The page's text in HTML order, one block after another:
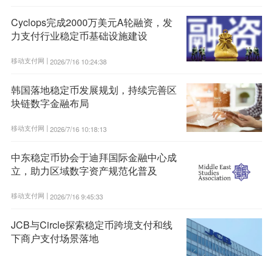
Cyclops完成2000万美元A轮融资，发
力支付行业稳定币基础设施建设
移动支付网 | 2026/7/16 10:24:38
韩国落地稳定币发展规划，持续完善区
块链数字金融布局
移动支付网 | 2026/7/16 10:18:13
中东稳定币协会于迪拜国际金融中心成
立，助力区域数字资产规范化普及
移动支付网 | 2026/7/16 9:45:33
JCB与Circle探索稳定币跨境支付和线
下商户支付场景落地